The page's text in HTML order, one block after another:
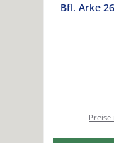
Bfl. Arke